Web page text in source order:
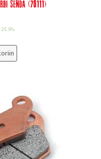
Senda (70111)
25.5%